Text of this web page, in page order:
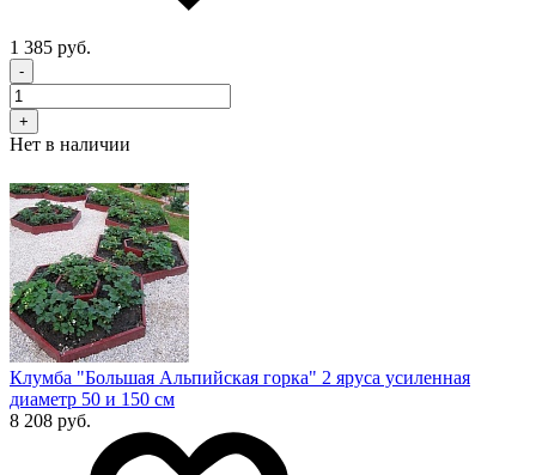
1 385 руб.
-
+
Нет в наличии
Клумба "Большая Альпийская горка" 2 яруса усиленная
диаметр 50 и 150 см
8 208 руб.